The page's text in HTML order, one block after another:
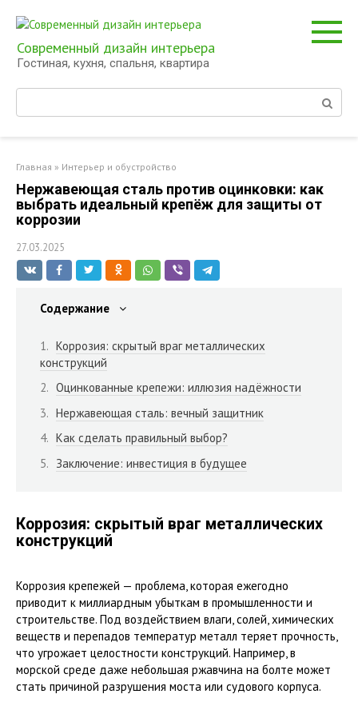
контенту
Современный дизайн интерьера
Гостиная, кухня, спальня, квартира
Поиск:
Главная » Интерьер и обустройство
Нержавеющая сталь против оцинковки: как
выбрать идеальный крепёж для защиты от
коррозии
27.03.2025
Содержание
Коррозия: скрытый враг металлических
конструкций
Оцинкованные крепежи: иллюзия надёжности
Нержавеющая сталь: вечный защитник
Как сделать правильный выбор?
Заключение: инвестиция в будущее
Коррозия: скрытый враг металлических
конструкций
Коррозия крепежей — проблема, которая ежегодно
приводит к миллиардным убыткам в промышленности и
строительстве. Под воздействием влаги, солей, химических
веществ и перепадов температур металл теряет прочность,
что угрожает целостности конструкций. Например, в
морской среде даже небольшая ржавчина на болте может
стать причиной разрушения моста или судового корпуса.